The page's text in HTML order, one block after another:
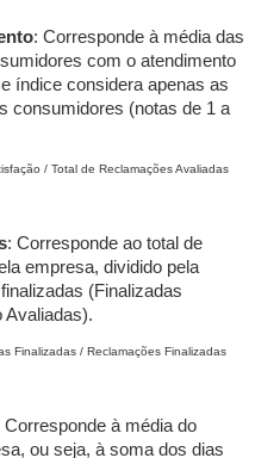
: Corresponde à média das
com o atendimento
índice considera apenas as
consumidores (notas de 1 a
/ Total de Reclamações Avaliadas
: Corresponde ao total de
empresa, dividido pela
(Finalizadas
Avaliadas).
Finalizadas / Reclamações Finalizadas
Corresponde à média do
ou seja, à soma dos dias